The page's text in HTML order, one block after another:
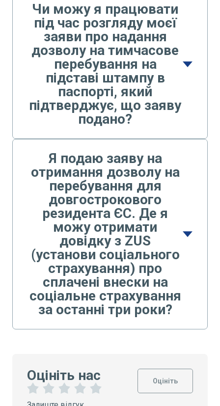
Чи можу я працювати
під час розгляду моєї
заяви про надання
дозволу на тимчасове
перебування на
підставі штампу в
паспорті, який
підтверджує, що заяву
подано?
Я подаю заяву на
отримання дозволу на
перебування для
довгострокового
резидента ЄС. Де я
можу отримати
довідку з ZUS
(установи соціального
страхування) про
сплачені внески на
соціальне страхування
за останні три роки?
Оцініть нас Оцініть